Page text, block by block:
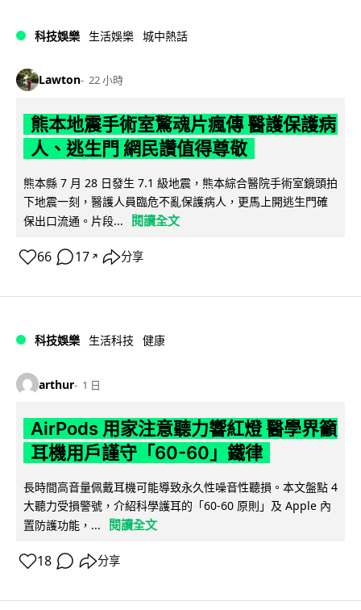
科技娛樂 生活娛樂 城中熱話
Lawton 22 小時
熊本地震手術室驚魂片瘋傳 醫護保護病
人、逃生門 網民讚值得尊敬
熊本縣 7 月 28 日發生 7.1 級地震，熊本綜合醫院手術室鏡頭拍
下地震一刻，醫護人員臨危不亂保護病人，更馬上開逃生門確
保出口流通。片段...
閱讀全文
66 17 ↗ 分享
科技娛樂 生活科技 健康
arthur 1 日
AirPods 用家注意聽力響紅燈 醫學界籲
耳機用戶謹守「60-60」鐵律
長時間高音量佩戴耳機可能導致永久性噪音性聽損。本文盤點 4
大聽力受損警號，介紹科學護耳的「60-60 原則」及 Apple 內
置防護功能，...
閱讀全文
18 分享